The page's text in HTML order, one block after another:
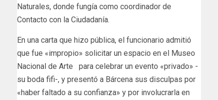
Naturales, donde fungía como coordinador de
Contacto con la Ciudadanía.
En una carta que hizo pública, el funcionario admitió
que fue «impropio» solicitar un espacio en el Museo
Nacional de Arte para celebrar un evento «privado» -
su boda fifi-, y presentó a Bárcena sus disculpas por
«haber faltado a su confianza» y por involucrarla en